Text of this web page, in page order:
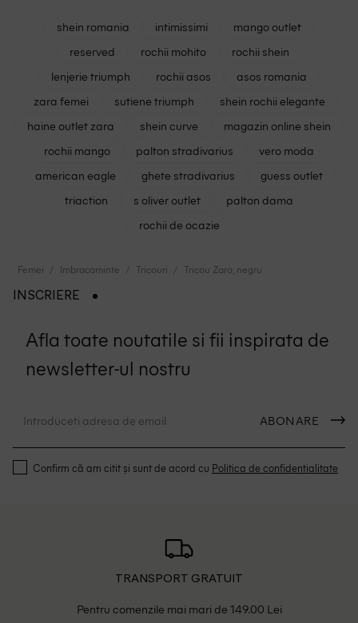
shein romania intimissimi
mango outlet
reserved
rochii mohito
rochii shein
lenjerie triumph
rochii asos
asos romania
zara femei
sutiene triumph
shein rochii elegante
haine outlet zara
shein curve
magazin online shein
rochii mango
palton stradivarius
vero moda
american eagle
ghete stradivarius
guess outlet
triaction
s oliver outlet
palton dama
rochii de ocazie
Femei Imbracaminte Tricouri Tricou Zara, negru
INSCRIERE
Afla toate noutatile si fii inspirata de
newsletter-ul nostru
ABONARE
Confirm că am citit și sunt de acord cu Politica de confidentialitate
TRANSPORT GRATUIT
Pentru comenzile mai mari de 149.00 Lei